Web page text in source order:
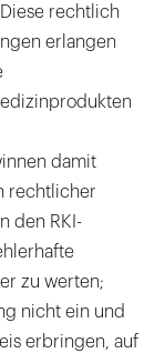
rechtlich
erlangen
damit
rechtlicher
den RKI-
zu werten;
nicht ein und
erbringen, auf